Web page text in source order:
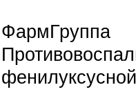
ФармГруппа